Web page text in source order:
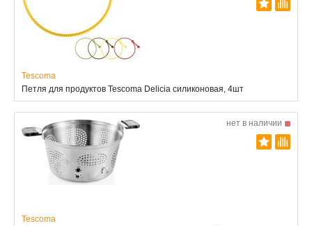
Tescoma
Петля для продуктов Tescoma Delicia силиконовая, 4шт
нет в наличии
Tescoma